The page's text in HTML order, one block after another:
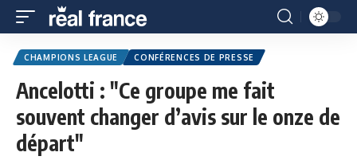
CHAMPIONS LEAGUE CONFÉRENCES DE PRESSE
Ancelotti : "Ce groupe me fait
souvent changer d’avis sur le onze de
départ"